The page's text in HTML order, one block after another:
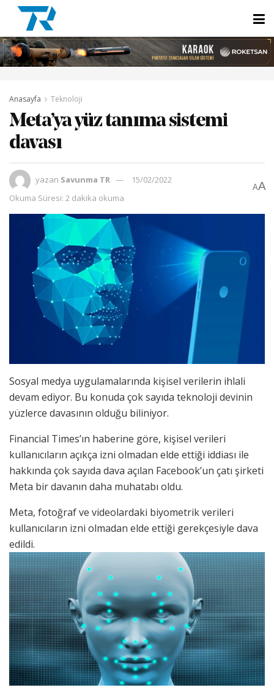
Anasayfa Teknoloji
Meta’ya yüz tanıma sistemi
davası
yazan Savunma TR
15/02/2022
Okuma Süresi: 2 dakika okuma
AA
Sosyal medya uygulamalarında kişisel verilerin ihlali
devam ediyor. Bu konuda çok sayıda teknoloji devinin
yüzlerce davasının olduğu biliniyor.
Financial Times’ın haberine göre, kişisel verileri
kullanıcıların açıkça izni olmadan elde ettiği iddiası ile
hakkında çok sayıda dava açılan Facebook’un çatı şirketi
Meta bir davanın daha muhatabı oldu.
Meta, fotoğraf ve videolardaki biyometrik verileri
kullanıcıların izni olmadan elde ettiği gerekçesiyle dava
edildi.